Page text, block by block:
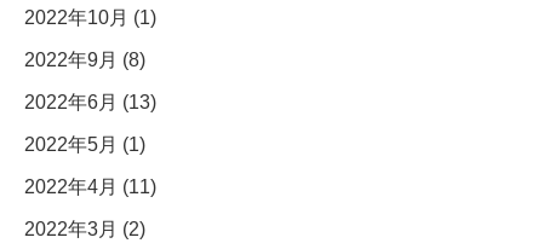
2022年10月 (1)
2022年9月 (8)
2022年6月 (13)
2022年5月 (1)
2022年4月 (11)
2022年3月 (2)